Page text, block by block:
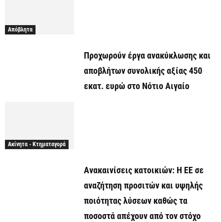
Απόβλητα
Προχωρούν έργα ανακύκλωσης και
αποβλήτων συνολικής αξίας 450
εκατ. ευρώ στο Νότιο Αιγαίο
Ακίνητα - Κτηματαγορά
Ανακαινίσεις κατοικιών: Η ΕΕ σε
αναζήτηση προσιτών και υψηλής
ποιότητας λύσεων καθώς τα
ποσοστά απέχουν από τον στόχο